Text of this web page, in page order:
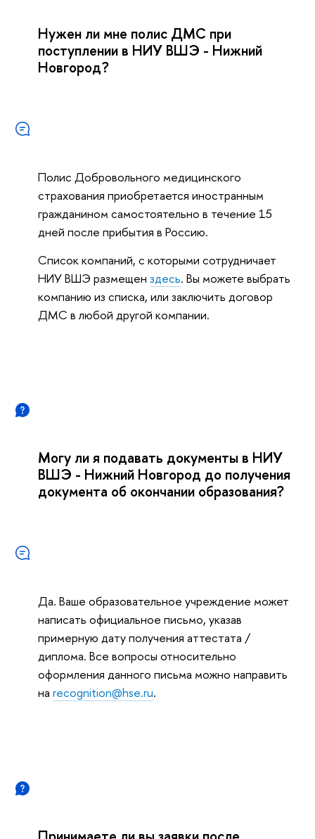
Нужен ли мне полис ДМС при
поступлении в НИУ ВШЭ - Нижний
Новгород?
Полис Добровольного медицинского
страхования приобретается иностранным
гражданином самостоятельно в течение 15
дней после прибытия в Россию.
Список компаний, с которыми сотрудничает
НИУ ВШЭ размещен здесь. Вы можете выбрать
компанию из списка, или заключить договор
ДМС в любой другой компании.
Могу ли я подавать документы в НИУ
ВШЭ - Нижний Новгород до получения
документа об окончании образования?
Да. Ваше образовательное учреждение может
написать официальное письмо, указав
примерную дату получения аттестата /
диплома. Все вопросы относительно
оформления данного письма можно направить
на recognition@hse.ru.